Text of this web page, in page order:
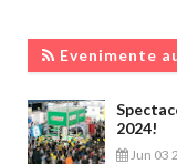
Evenimente
2024!
Jun 03